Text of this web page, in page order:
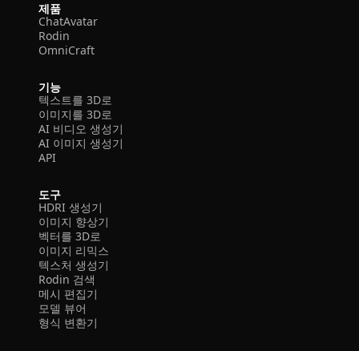
제품
ChatAvatar
Rodin
OmniCraft
기능
텍스트를 3D로
이미지를 3D로
AI 비디오 생성기
AI 이미지 생성기
API
도구
HDRI 생성기
이미지 향상기
벡터를 3D로
이미지 리믹스
텍스처 생성기
Rodin 검색
메시 편집기
모델 뷰어
형식 변환기